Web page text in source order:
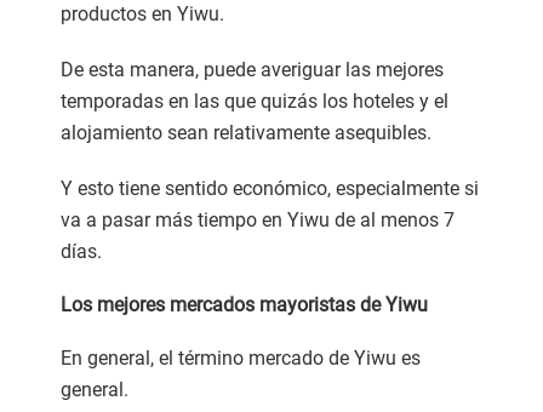
productos en Yiwu.
De esta manera, puede averiguar las mejores
temporadas en las que quizás los hoteles y el
alojamiento sean relativamente asequibles.
Y esto tiene sentido económico, especialmente si
va a pasar más tiempo en Yiwu de al menos 7
días.
Los mejores mercados mayoristas de Yiwu
En general, el término mercado de Yiwu es
general.